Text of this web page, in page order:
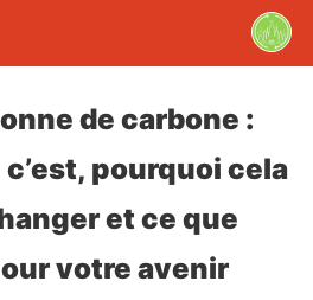
de carbone :
pourquoi cela
et ce que
votre avenir